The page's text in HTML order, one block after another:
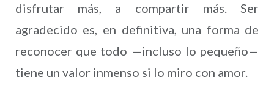
disfrutar más, a compartir más. Ser
agradecido es, en definitiva, una forma de
reconocer que todo —incluso lo pequeño—
tiene un valor inmenso si lo miro con amor.